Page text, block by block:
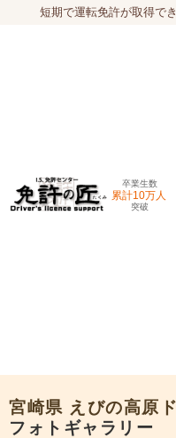
短期で運転免許が取得で
卒業生数
累計10万人
突破
宮崎県 えびの高原
フォトギャラリー